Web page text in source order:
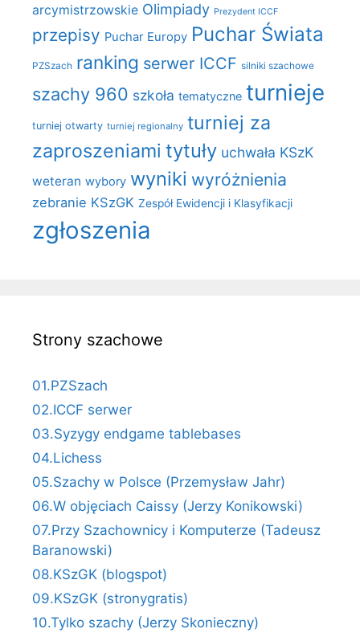
arcymistrzowskie Olimpiady Prezydent ICCF
przepisy Puchar Europy Puchar Świata
PZSzach ranking serwer ICCF silniki szachowe
szachy 960 szkoła tematyczne turnieje
turniej otwarty turniej regionalny turniej za
zaproszeniami tytuły uchwała KSzK
weteran wybory wyniki wyróżnienia
zebranie KSzGK Zespół Ewidencji i Klasyfikacji
zgłoszenia
Strony szachowe
01.PZSzach
02.ICCF serwer
03.Syzygy endgame tablebases
04.Lichess
05.Szachy w Polsce (Przemysław Jahr)
06.W objęciach Caissy (Jerzy Konikowski)
07.Przy Szachownicy i Komputerze (Tadeusz
Baranowski)
08.KSzGK (blogspot)
09.KSzGK (stronygratis)
10.Tylko szachy (Jerzy Skonieczny)